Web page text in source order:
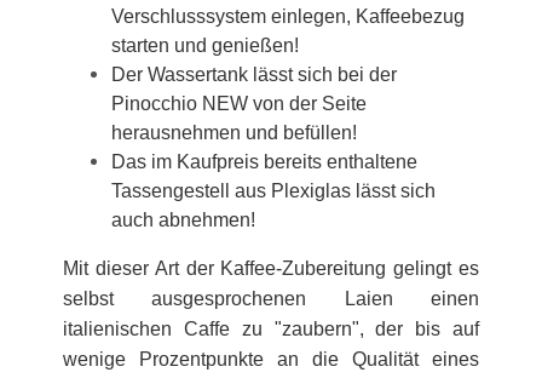
Verschlusssystem einlegen, Kaffeebezug
starten und genießen!
Der Wassertank lässt sich bei der
Pinocchio NEW von der Seite
herausnehmen und befüllen!
Das im Kaufpreis bereits enthaltene
Tassengestell aus Plexiglas lässt sich
auch abnehmen!
Mit dieser Art der Kaffee-Zubereitung gelingt es
selbst ausgesprochenen Laien einen
italienischen Caffe zu "zaubern", der bis auf
wenige Prozentpunkte an die Qualität eines